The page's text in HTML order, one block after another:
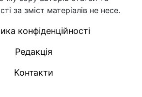
за зміст матеріалів не несе.
конфіденційності
Редакція
Контакти